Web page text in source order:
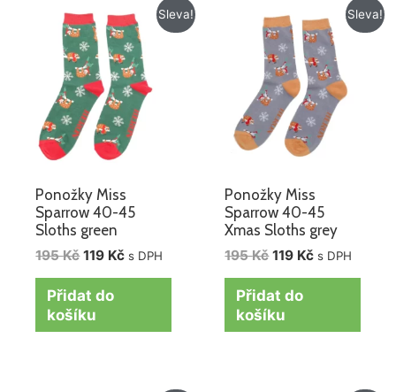
Sleva!
Ponožky Miss
Sparrow 40-45
Sloths green
195Kč
Původní
cena
byla:
195 Kč.
119 Kč
Aktuální
cena
je:
119 Kč.
s DPH
Přidat do
košíku
Sleva!
Ponožky Miss
Sparrow 40-45
Xmas Sloths grey
195Kč
cena
byla:
195 Kč.
119 Kč
Aktuální
cena
je:
119 Kč.
s DPH
Přidat do
košíku